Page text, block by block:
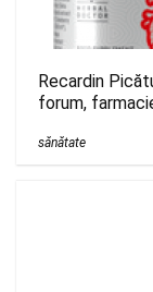
Recardin
forum,
sănătate